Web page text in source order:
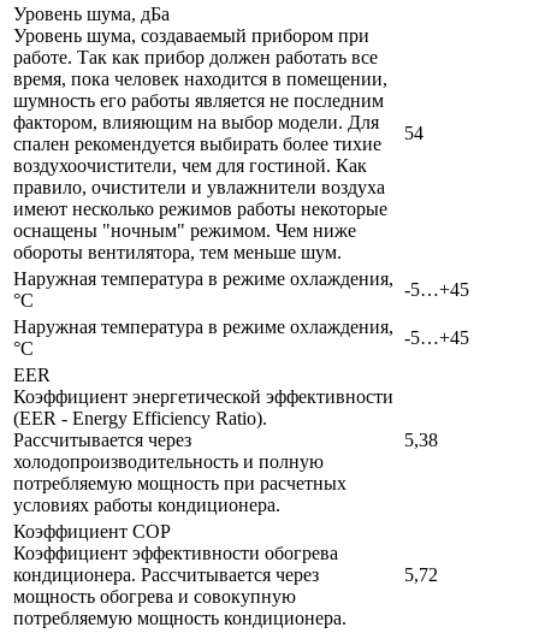
Уровень шума, дБа
Уровень шума, создаваемый прибором при
работе. Так как прибор должен работать все
время, пока человек находится в помещении,
шумность его работы является не последним
фактором, влияющим на выбор модели. Для
спален рекомендуется выбирать более тихие
воздухоочистители, чем для гостиной. Как
правило, очистители и увлажнители воздуха
имеют несколько режимов работы некоторые
оснащены "ночным" режимом. Чем ниже
обороты вентилятора, тем меньше шум.
54
Наружная температура в режиме охлаждения,
°C
-5…+45
Наружная температура в режиме охлаждения,
°C
-5…+45
EER
Коэффициент энергетической эффективности
(EER - Energy Efficiency Ratio).
Рассчитывается через
холодопроизводительность и полную
потребляемую мощность при расчетных
условиях работы кондиционера.
5,38
Коэффициент COP
Коэффициент эффективности обогрева
кондиционера. Рассчитывается через
мощность обогрева и совокупную
потребляемую мощность кондиционера.
5,72